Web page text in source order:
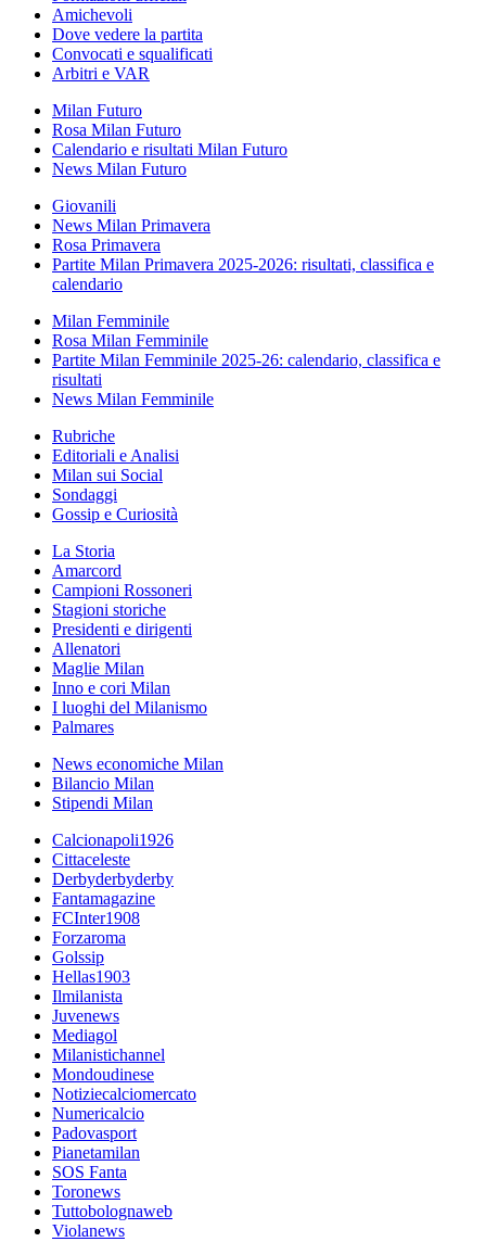
Amichevoli
Dove vedere la partita
Convocati e squalificati
Arbitri e VAR
Milan Futuro
Rosa Milan Futuro
Calendario e risultati Milan Futuro
News Milan Futuro
Giovanili
News Milan Primavera
Rosa Primavera
Partite Milan Primavera 2025-2026: risultati, classifica e
calendario
Milan Femminile
Rosa Milan Femminile
Partite Milan Femminile 2025-26: calendario, classifica e
risultati
News Milan Femminile
Rubriche
Editoriali e Analisi
Milan sui Social
Sondaggi
Gossip e Curiosità
La Storia
Amarcord
Campioni Rossoneri
Stagioni storiche
Presidenti e dirigenti
Allenatori
Maglie Milan
Inno e cori Milan
I luoghi del Milanismo
Palmares
News economiche Milan
Bilancio Milan
Stipendi Milan
Calcionapoli1926
Cittaceleste
Derbyderbyderby
Fantamagazine
FCInter1908
Forzaroma
Golssip
Hellas1903
Ilmilanista
Juvenews
Mediagol
Milanistichannel
Mondoudinese
Notiziecalciomercato
Numericalcio
Padovasport
Pianetamilan
SOS Fanta
Toronews
Tuttobolognaweb
Violanews